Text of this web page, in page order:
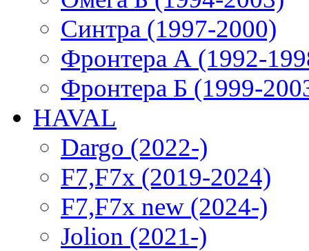
Синтра (1997-2000)
Фронтера А (1992-
Фронтера Б (1999-
HAVAL
Dargo (2022-)
F7,F7x (2019-2024)
F7,F7x new (2024-)
Jolion (2021-)